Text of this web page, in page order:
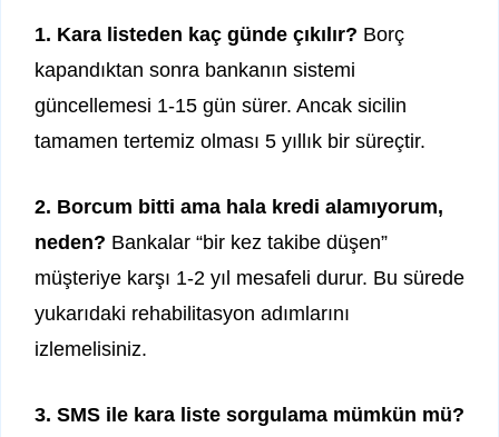
1. Kara listeden kaç günde çıkılır? Borç
kapandıktan sonra bankanın sistemi
güncellemesi 1-15 gün sürer. Ancak sicilin
tamamen tertemiz olması 5 yıllık bir süreçtir.
2. Borcum bitti ama hala kredi alamıyorum,
neden? Bankalar “bir kez takibe düşen”
müşteriye karşı 1-2 yıl mesafeli durur. Bu sürede
yukarıdaki rehabilitasyon adımlarını
izlemelisiniz.
3. SMS ile kara liste sorgulama mümkün mü?